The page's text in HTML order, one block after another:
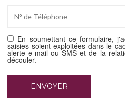
En soumettant ce formulaire,
saisies soient exploitées dans le
alerte e-mail ou SMS et de la
découler.